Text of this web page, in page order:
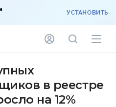
УСТАНОВИТЬ
в реестре
на 12%